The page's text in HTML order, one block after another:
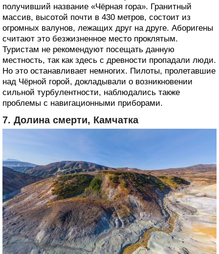
получивший название «Чёрная гора». Гранитный
массив, высотой почти в 430 метров, состоит из
огромных валунов, лежащих друг на друге. Аборигены
считают это безжизненное место проклятым.
Туристам не рекомендуют посещать данную
местность, так как здесь с древности пропадали люди.
Но это останавливает немногих. Пилоты, пролетавшие
над Чёрной горой, докладывали о возникновении
сильной турбулентности, наблюдались также
проблемы с навигационными приборами.
7. Долина смерти, Камчатка